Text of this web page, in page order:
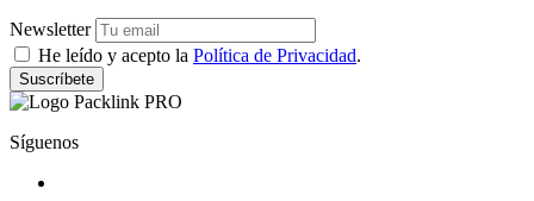
Newsletter
He leído y acepto la Política de Privacidad.
Suscríbete
Síguenos